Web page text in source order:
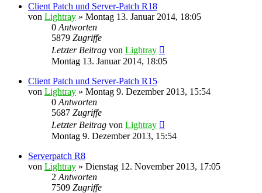
Client Patch und Server-Patch R18
von Lightray » Montag 13. Januar 2014, 18:05
0 Antworten
5879 Zugriffe
Letzter Beitrag von Lightray
Montag 13. Januar 2014, 18:05
Client Patch und Server-Patch R15
von Lightray » Montag 9. Dezember 2013, 15:54
0 Antworten
5687 Zugriffe
Letzter Beitrag von Lightray
Montag 9. Dezember 2013, 15:54
Serverpatch R8
von Lightray » Dienstag 12. November 2013, 17:05
2 Antworten
7509 Zugriffe